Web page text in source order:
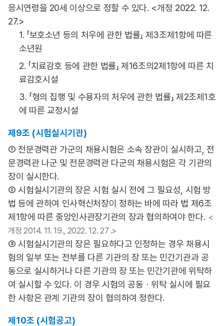
응시연령을 20세 이상으로 정할 수 있다. <개정 2022. 12.
27.>
1. 「보호소년 등의 처우에 관한 법률」 제3조제1항에 따른
소년원
2. 「치료감호 등에 관한 법률」 제16조의2제1항에 따른 치
료감호시설
3. 「형의 집행 및 수용자의 처우에 관한 법률」 제2조제1호
에 따른 교정시설
제9조 (시험실시기관)
① 전문경력관 가군의 채용시험은 소속 장관이 실시하고, 전
문경력관 나군 및 전문경력관 다군의 채용시험은 각 기관의
장이 실시한다.
② 시험실시기관의 장은 시험 실시 전에 그 필요성, 시험 방
법 등에 관하여 인사혁신처장이 정하는 바에 따라 법 제6조
제1항에 따른 중앙인사관장기관의 장과 협의하여야 한다. <
개정 2014. 11. 19., 2022. 12. 27 .>
③ 시험실시기관의 장은 필요하다고 인정하는 경우 채용시
험의 일부 또는 전부를 다른 기관의 장 또는 민간기관과 공
동으로 실시하거나 다른 기관의 장 또는 민간기관에 위탁하
여 실시할 수 있다. 이 경우 시험의 공동ㆍ위탁 실시에 필요
한 사항은 관계 기관의 장이 협의하여 정한다.
제10조 (시험공고)